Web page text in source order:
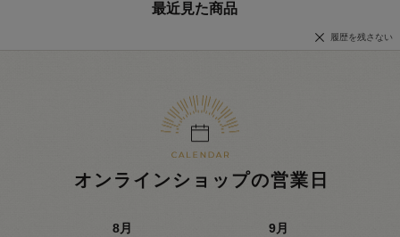
最近見た商品
履歴を残さない
オンラインショップの営業日
8月 9月